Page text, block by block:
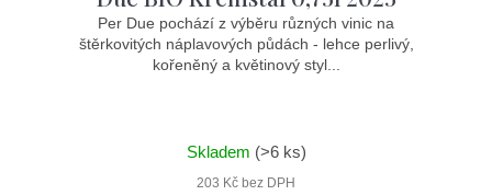
Per Due pochází z výběru různých vinic na
štěrkovitých náplavových půdách - lehce perlivý,
kořeněný a květinový styl...
Skladem (>6 ks)
203 Kč bez DPH